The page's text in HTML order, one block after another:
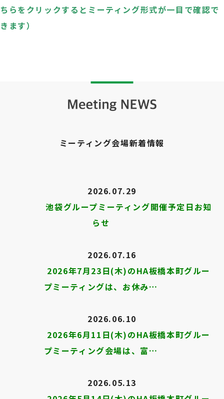
ちらをクリックするとミーティング形式が一目で確認で
きます）
ミーティング会場新着情報
2026.07.29
池袋グループミーティング開催予定日お知
らせ
2026.07.16
2026年7月23日(木)のHA板橋本町グルー
プミーティングは、お休み…
2026.06.10
2026年6月11日(木)のHA板橋本町グルー
プミーティング会場は、富…
2026.05.13